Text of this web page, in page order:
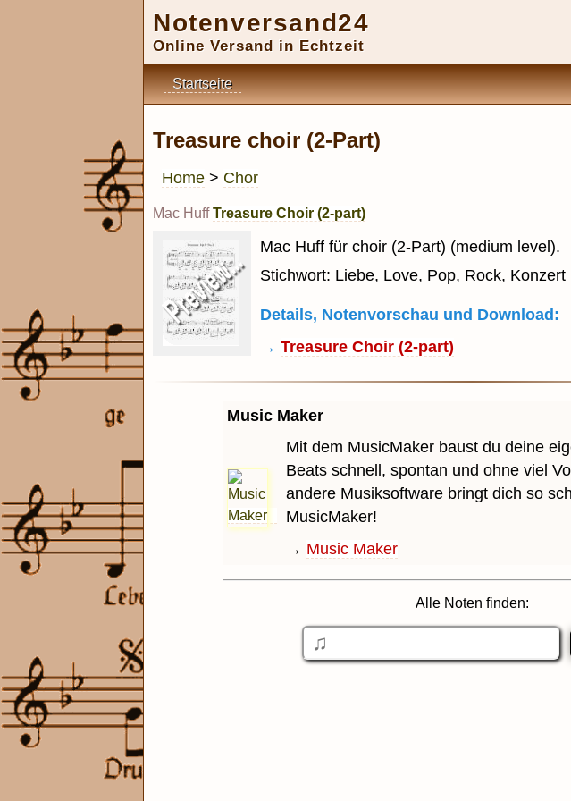
Notenversand24
Online Versand in Echtzeit
Startseite
Treasure choir (2-Part)
Home > Chor
Mac Huff Treasure Choir (2-part)
Mac Huff für choir (2-Part) (medium level).
Stichwort: Liebe, Love, Pop, Rock, Konzert
Details, Notenvorschau und Download:
→ Treasure Choir (2-part)
Music Maker
Mit dem MusicMaker baust du deine
Beats schnell, spontan und ohne viel
andere Musiksoftware bringt dich so
MusicMaker!
→ Music Maker
Alle Noten finden: